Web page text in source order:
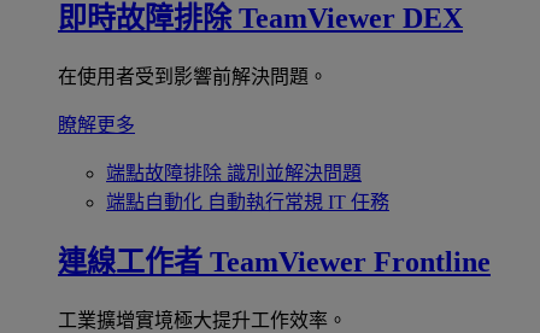
即時故障排除 TeamViewer DEX
在使用者受到影響前解決問題。
瞭解更多
端點故障排除 識別並解決問題
端點自動化 自動執行常規 IT 任務
連線工作者 TeamViewer Frontline
工業擴增實境極大提升工作效率。